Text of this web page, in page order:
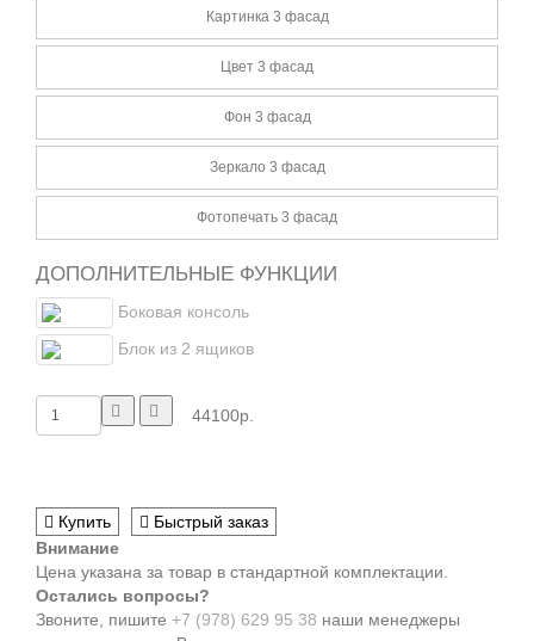
Картинка 3 фасад
Цвет 3 фасад
Фон 3 фасад
Зеркало 3 фасад
Фотопечать 3 фасад
ДОПОЛНИТЕЛЬНЫЕ ФУНКЦИИ
Боковая консоль
Блок из 2 ящиков
44100р.
Купить
Быстрый заказ
Внимание
Цена указана за товар в стандартной комплектации.
Остались вопросы?
Звоните, пишите +7 (978) 629 95 38 наши менеджеры